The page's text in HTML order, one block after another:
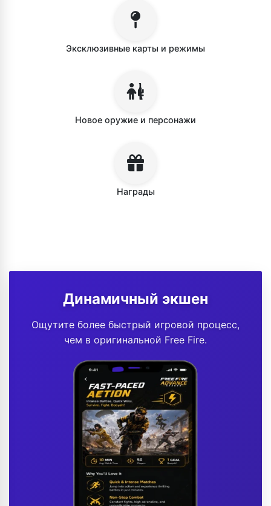
Эксклюзивные карты и режимы
Новое оружие и персонажи
Награды
Динамичный экшен
Ощутите более быстрый игровой процесс,
чем в оригинальной Free Fire.